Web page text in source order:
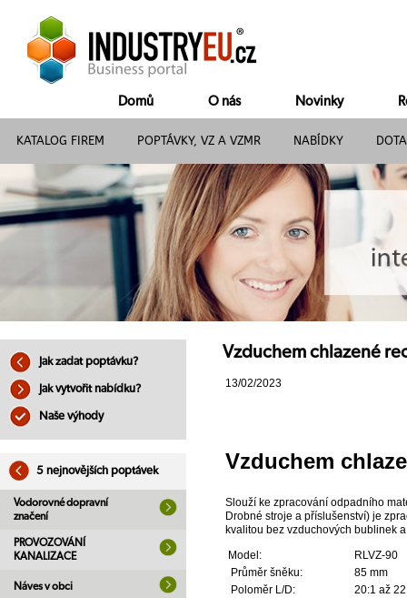
Domů O nás Novinky
KATALOG FIREM POPTÁVKY, VZ A VZMR NABÍDKY
Jak zadat poptávku?
Jak vytvořit nabídku?
Naše výhody
5 nejnovějších poptávek
Vodorovné dopravní
značení
PROVOZOVÁNÍ
KANALIZACE
Náves v obci
Vzduchem chlazené
13/02/2023
Vzduchem
Slouží ke zpracování odpadního
Drobné stroje a příslušenství) je
kvalitou bez vzduchových bublinek
Model:
RLVZ-90
Průměr šněku:
85 mm
Poloměr L/D:
20:1 až